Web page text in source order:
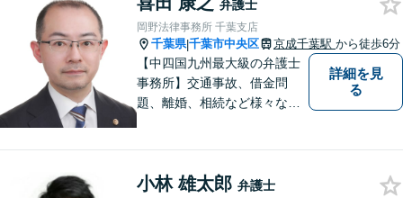
となり解決までサポート【葭
川公園駅5分】
弁護士
岡野法律事務所 千葉支店
千葉県|千葉市中央区 京成千葉駅 から徒歩6分
【中四国九州最大級の弁護士
事務所】交通事故、借金問
題、離婚、相続など様々な問
い！
詳細を見
る
小林 雄太郎 弁護士